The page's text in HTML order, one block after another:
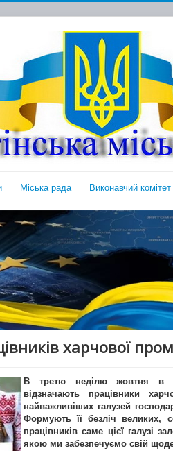
Міська рада Виконавчий комітет
харчової
В третю неділю жовтня в
відзначають працівники
найважливіших галузей
Формують її безліч великих,
працівників саме цієї галузі
якою ми забезпечуємо свій